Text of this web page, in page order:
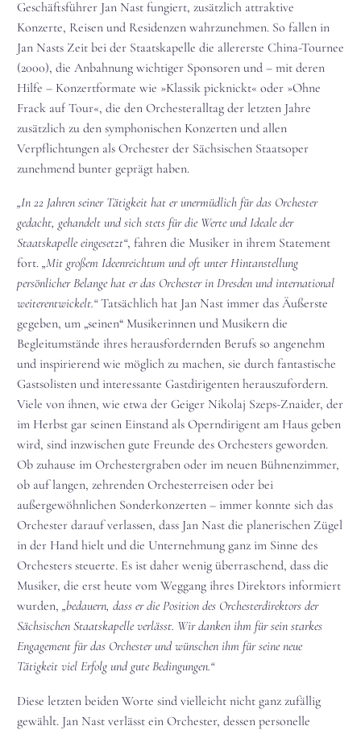
Geschäftsführer Jan Nast fungiert, zusätzlich attraktive
Konzerte, Reisen und Residenzen wahrzunehmen. So fallen in
Jan Nasts Zeit bei der Staatskapelle die allererste China-Tournee
(2000), die Anbahnung wichtiger Sponsoren und – mit deren
Hilfe – Konzertformate wie »Klassik picknickt« oder »Ohne
Frack auf Tour«, die den Orchesteralltag der letzten Jahre
zusätzlich zu den symphonischen Konzerten und allen
Verpflichtungen als Orchester der Sächsischen Staatsoper
zunehmend bunter geprägt haben.
„In 22 Jahren seiner Tätigkeit hat er unermüdlich für das Orchester
gedacht, gehandelt und sich stets für die Werte und Ideale der
Staatskapelle eingesetzt“, fahren die Musiker in ihrem Statement
fort. „Mit großem Ideenreichtum und oft unter Hintanstellung
persönlicher Belange hat er das Orchester in Dresden und in­ternational
weiterentwickelt.“Tatsächlich hat Jan Nast immer das Äußerste
gegeben, um „seinen“ Musikerinnen und Musikern die
Begleitumstände ihres herausfordernden Berufs so angenehm
und inspirierend wie möglich zu machen, sie durch fantastische
Gastsolisten und interessante Gastdirigenten herauszufordern.
Viele von ihnen, wie etwa der Geiger Nikolaj Szeps-Znaider, der
im Herbst gar seinen Einstand als Operndirigent am Haus geben
wird, sind inzwischen gute Freunde des Orchesters geworden.
Ob zuhause im Orchestergraben oder im neuen Bühnenzimmer,
ob auf langen, zehrenden Orchesterreisen oder bei
außergewöhnlichen Sonderkonzerten – immer konnte sich das
Orchester darauf verlassen, dass Jan Nast die planerischen Zügel
in der Hand hielt und die Unternehmung ganz im Sinne des
Orchesters steuerte. Es ist daher wenig überraschend, dass die
Musiker, die erst heute vom Weggang ihres Direktors informiert
wurden, „bedauern, dass er die Position des Orchesterdirektors der
Sächsischen Staatskapelle verlässt. Wir danken ihm für sein starkes
Engagement für das Orchester und wünschen ihm für seine neue
Tätigkeit viel Erfolg und gute Bedingungen.“
Diese letzten beiden Worte sind vielleicht nicht ganz zufällig
gewählt. Jan Nast verlässt ein Orchester, dessen personelle